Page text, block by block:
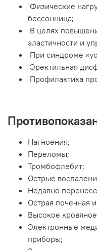
Физические
бессонница;
В целях
эластичности и
При синдроме
Эректильная
Профилактика
Нагноения;
Переломы;
Тромбофлебит;
Острые
Недавно
Острая почечная
Высокое
Электронные
приборы;